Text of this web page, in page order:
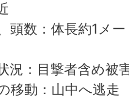
頭数：体長約1メ
況：目撃者含め被
移動：山中へ逃走